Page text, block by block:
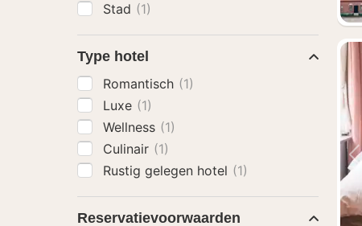
Stad (1)
Type hotel
Romantisch (1)
Luxe (1)
Wellness (1)
Culinair (1)
Rustig gelegen hotel (1)
Reservatievoorwaarden